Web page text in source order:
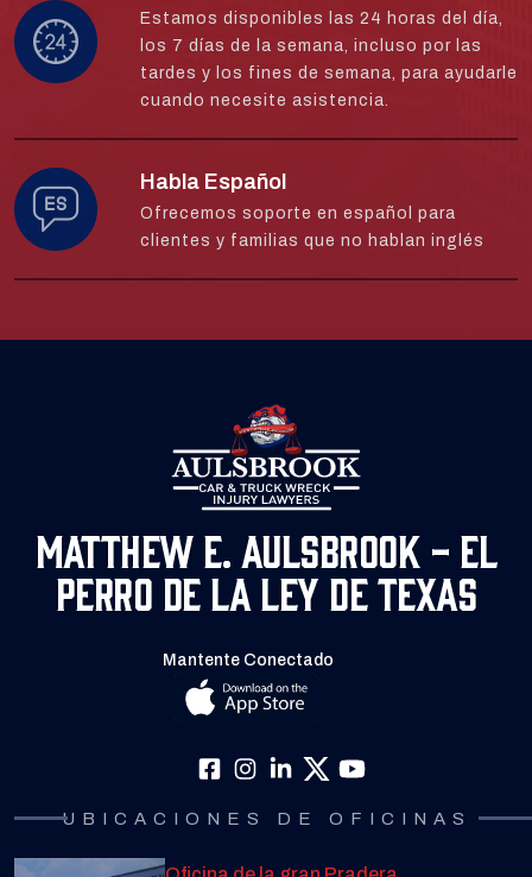
Estamos disponibles las 24 horas del día,
los 7 días de la semana, incluso por las
tardes y los fines de semana, para ayudarle
cuando necesite asistencia.
Habla Español
Ofrecemos soporte en español para
clientes y familias que no hablan inglés
Matthew E. Aulsbrook - El
Perro de la Ley de Texas
Mantente Conectado
UBICACIONES DE OFICINAS